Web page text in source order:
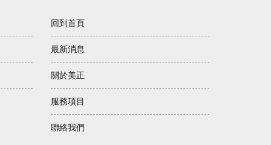
回到首頁
最新消息
關於美正
服務項目
聯絡我們